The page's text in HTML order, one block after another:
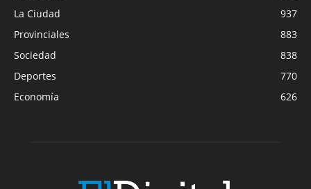
La Ciudad
937
Provinciales
883
Sociedad
838
Deportes
770
Economía
626